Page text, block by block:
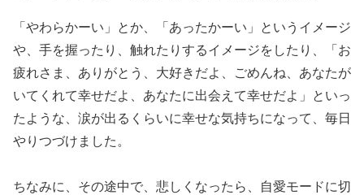
「やわらかーい」とか、「あったかーい」というイメージ
や、手を握ったり、触れたりするイメージをしたり、「お
疲れさま、ありがとう、大好きだよ、ごめんね、あなたが
いてくれて幸せだよ、あなたに出会えて幸せだよ」といっ
たような、涙が出るくらいに幸せな気持ちになって、毎日
やりつづけました。
ちなみに、その途中で、悲しくなったら、自愛モードに切